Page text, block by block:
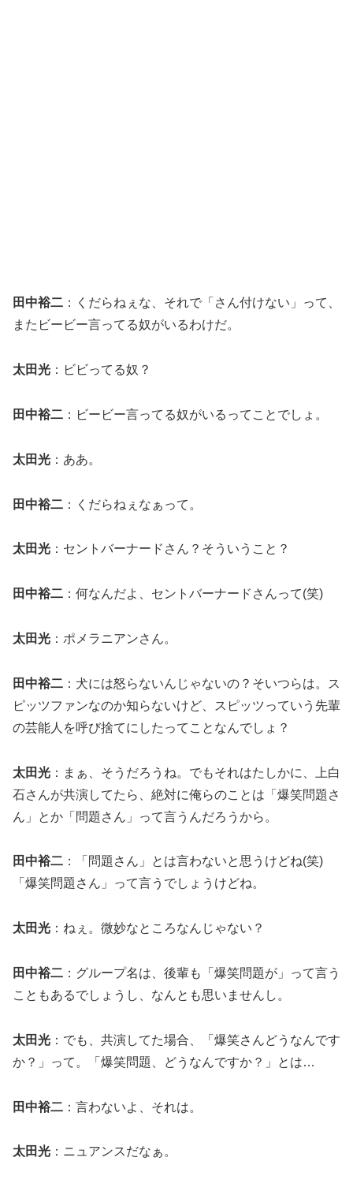
田中裕二 ：くだらねぇな、それで「さん付けない」って、
またビービー言ってる奴がいるわけだ。
太田光 ：ビビってる奴？
田中裕二 ：ビービー言ってる奴がいるってことでしょ。
太田光 ：ああ。
田中裕二 ：くだらねぇなぁって。
太田光 ：セントバーナードさん？そういうこと？
田中裕二 ：何なんだよ、セントバーナードさんって(笑)
太田光 ：ポメラニアンさん。
田中裕二 ：犬には怒らないんじゃないの？そいつらは。ス
ピッツファンなのか知らないけど、スピッツっていう先輩
の芸能人を呼び捨てにしたってことなんでしょ？
太田光 ：まぁ、そうだろうね。でもそれはたしかに、上白
石さんが共演してたら、絶対に俺らのことは「爆笑問題さ
ん」とか「問題さん」って言うんだろうから。
田中裕二 ：「問題さん」とは言わないと思うけどね(笑)
「爆笑問題さん」って言うでしょうけどね。
太田光 ：ねぇ。微妙なところなんじゃない？
田中裕二 ：グループ名は、後輩も「爆笑問題が」って言う
こともあるでしょうし、なんとも思いませんし。
太田光 ：でも、共演してた場合、「爆笑さんどうなんです
か？」って。「爆笑問題、どうなんですか？」とは…
田中裕二 ：言わないよ、それは。
太田光 ：ニュアンスだなぁ。